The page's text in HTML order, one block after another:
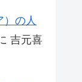
）の人
吉元喜